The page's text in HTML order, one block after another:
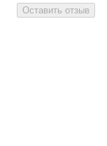
Оставить отзыв